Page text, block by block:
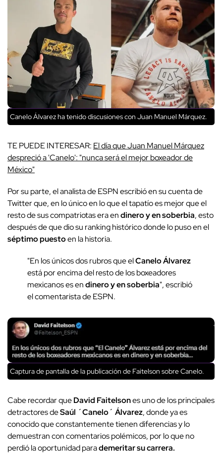
Canelo Álvarez ha tenido discusiones con Juan Manuel Márquez.
TE PUEDE INTERESAR: El día que Juan Manuel Márquez
despreció a 'Canelo': "nunca será el mejor boxeador de
México"
Por su parte, el analista de ESPN escribió en su cuenta de
Twitter que, en lo único en lo que el tapatío es mejor que el
resto de sus compatriotas era endinero y en soberbia, esto
después de que dio su ranking histórico donde lo puso en el
séptimo puestoen la historia.
"En los únicos dos rubros que elCanelo Álvarez
está por encima del resto de los boxeadores
mexicanos es endinero y en soberbia", escribió
el comentarista de ESPN.
Captura de pantalla de la publicación de Faitelson sobre Canelo.
Cabe recordar queDavid Faitelsones uno de los principales
detractores deSaúl ´Canelo´ Álvarez, donde ya es
conocido que constantemente tienen diferencias y lo
demuestran con comentarios polémicos, por lo que no
perdió la oportunidad parademeritar su carrera.